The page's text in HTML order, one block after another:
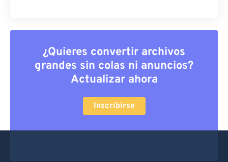
¿Quieres convertir archivos
grandes sin colas ni anuncios?
Actualizar ahora
Inscribirse